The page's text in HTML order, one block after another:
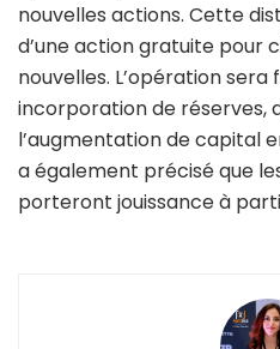
nouvelles actions. Cette
d’une action gratuite pour
nouvelles. L’opération
incorporation de réserves,
l’augmentation de capital
a également précisé que
porteront jouissance à